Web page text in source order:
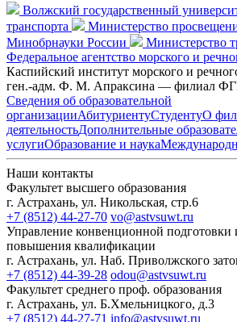
Волжский государственный
транспорта
Министерство
Минобрнауки России
Министерство
Федеральное агентство морского и
Каспийский институт морского и
ген.-адм. Ф. М. Апраксина — филиал
Сведения об образовательной
организацииАбитуриентуСтудентуО
деятельностьДополнительные
услугиОбразование и наука
Наши контакты
Факультет высшего образования
г. Астрахань, ул. Никольская, стр.6
+7 (8512) 44-27-70 vo@astvsuwt.ru
Управление конвенционной подготовки
повышения квалификации
г. Астрахань, ул. Наб. Приволжского
+7 (8512) 44-39-28 odou@astvsuwt.ru
Факультет среднего проф. образования
г. Астрахань, ул. Б.Хмельницкого, д.3
+7 (8512) 44-27-71 info@astvsuwt.ru